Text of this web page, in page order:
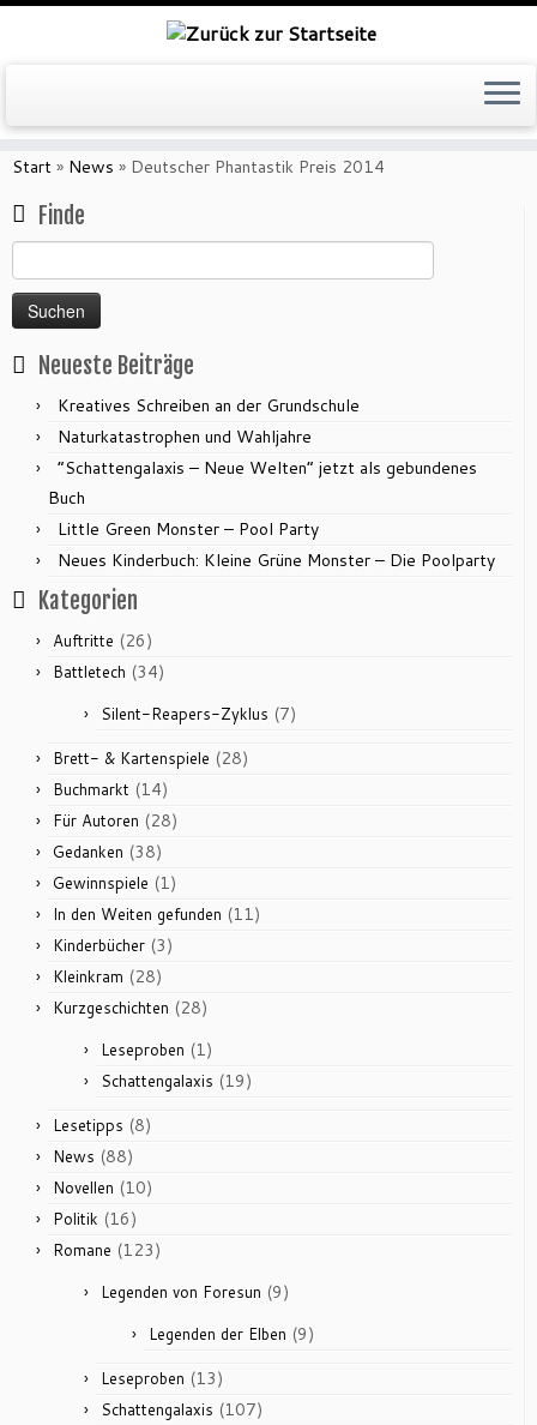
Zum
Inhalt
Start » News » Deutscher Phantastik Preis 2014
Finde
nach:
Neueste Beiträge
Kreatives Schreiben an der Grundschule
Naturkatastrophen und Wahljahre
“Schattengalaxis – Neue Welten” jetzt als gebundenes
Buch
Little Green Monster – Pool Party
Neues Kinderbuch: Kleine Grüne Monster – Die Poolparty
Kategorien
Auftritte (26)
Battletech (34)
Silent-Reapers-Zyklus (7)
Brett- & Kartenspiele (28)
Buchmarkt (14)
Für Autoren (28)
Gedanken (38)
Gewinnspiele (1)
In den Weiten gefunden (11)
Kinderbücher (3)
Kleinkram (28)
Kurzgeschichten (28)
Leseproben (1)
Schattengalaxis (19)
Lesetipps (8)
News (88)
Novellen (10)
Politik (16)
Romane (123)
Legenden von Foresun (9)
Legenden der Elben (9)
Leseproben (13)
Schattengalaxis (107)